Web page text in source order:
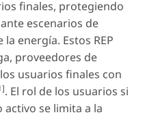
finales, protegiendo
escenarios de
energía. Estos REP
proveedores de
usuarios finales con
]. El rol de los usuarios si
se limita a la